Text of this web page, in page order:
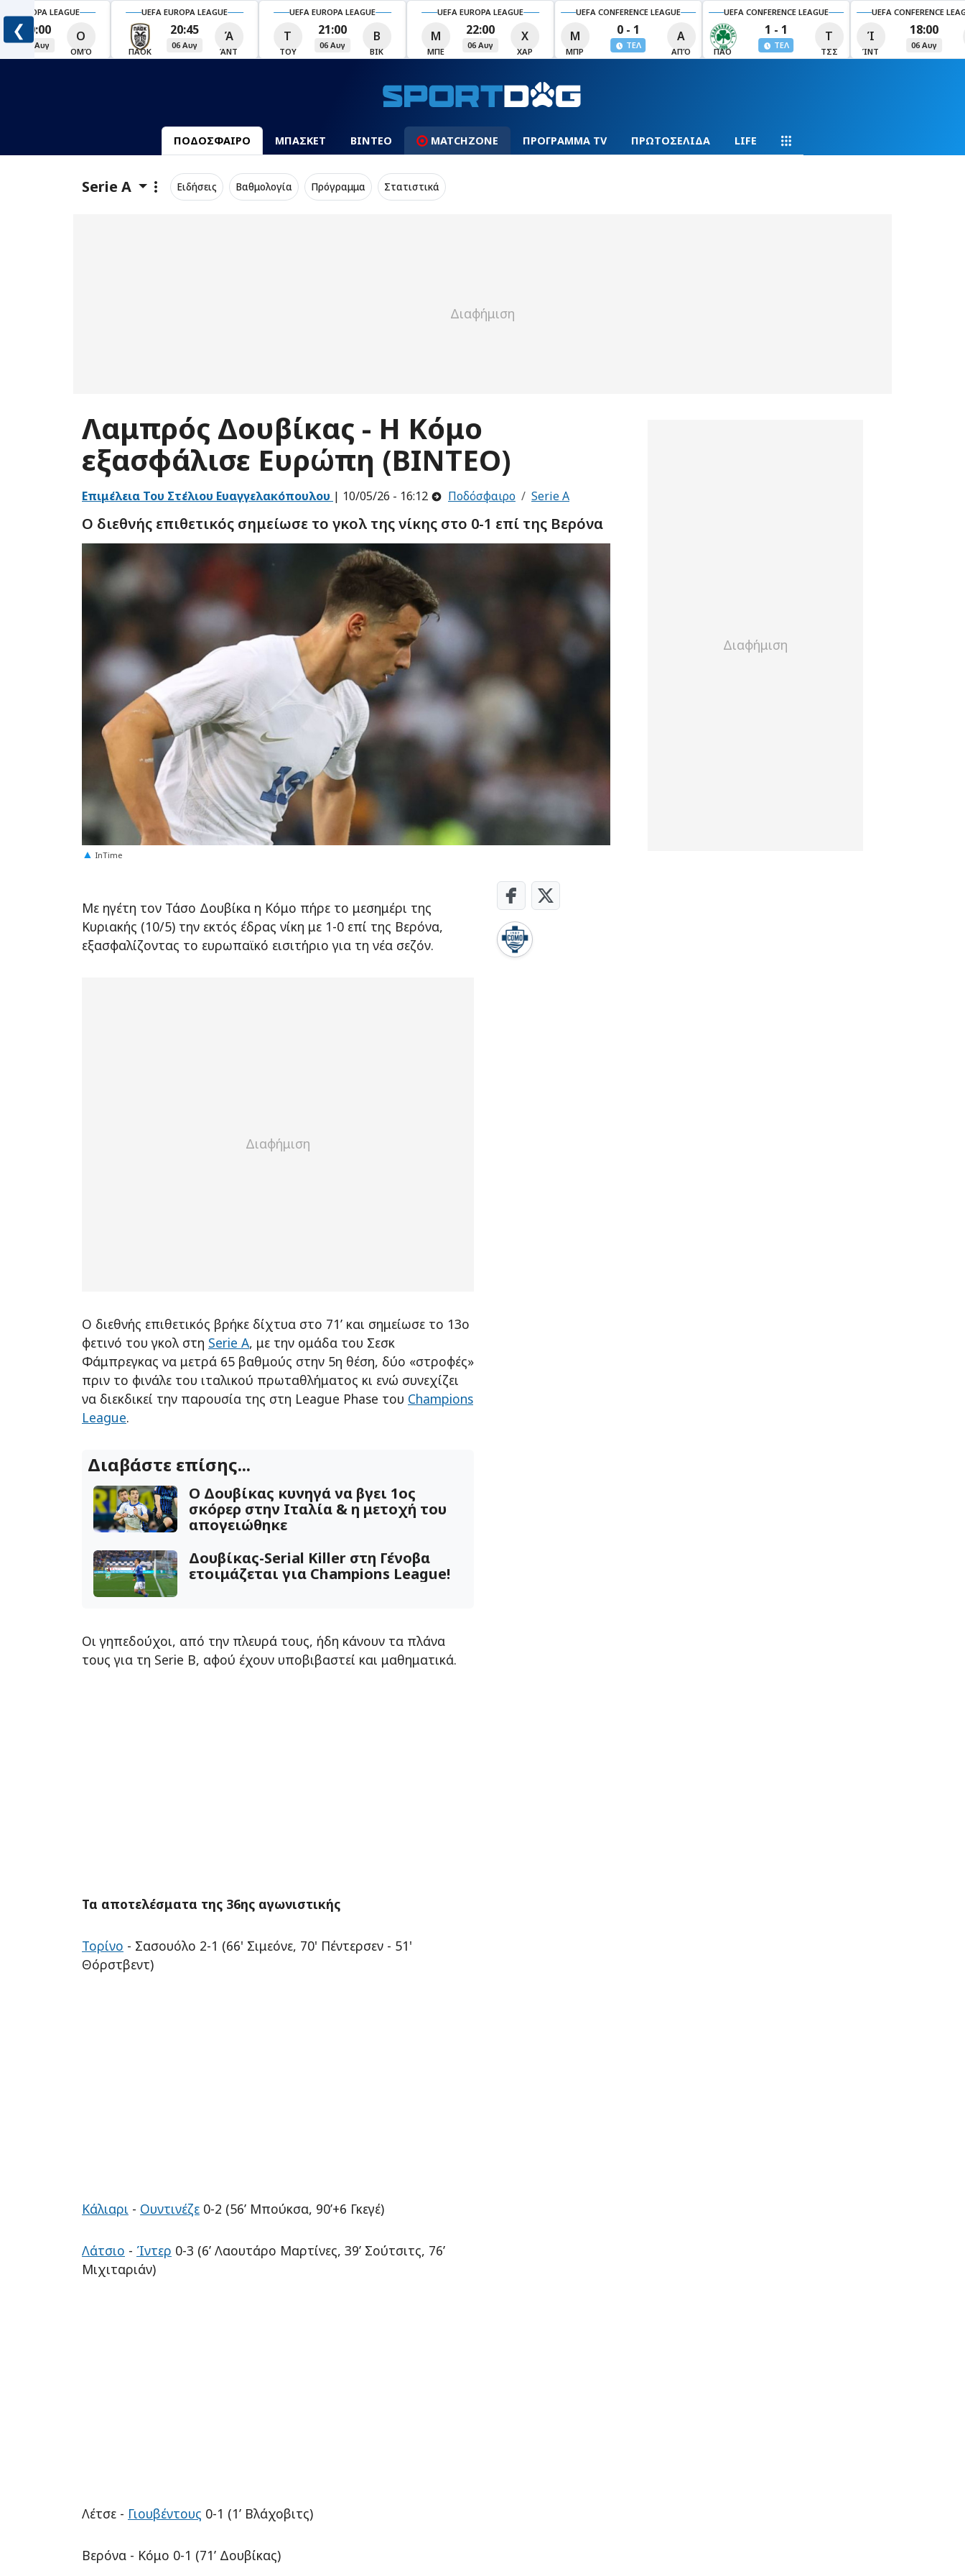
❮
UEFA EUROPA LEAGUE
20:45
06 Αυγ
Ά
ΆΝΤ
UEFA EUROPA LEAGUE
Τ
ΤΟΥ
21:00
06 Αυγ
ΒΙΚ
UEFA EUROPA LEAGUE
ΜΠΕ
22:00
06 Αυγ
ΧΑΡ
UEFA CONFERENCE LEAGUE
Μ
ΜΠΡ
0 - 1
ΤΕΛ
ΑΠΌ
UEFA CONFERENCE LEAGUE
ΠΑΟ
1 - 1
ΤΕΛ
ΤΣΣ
UEFA CONFERENCE LEAGUE
Ί
ΊΝΤ
18:00
06 Αυγ
ΒΑΝ
UEFA CONFERENCE
ΓΙΆ
19:00
06 Αυγ
ΠΟΔΟΣΦΑΙΡΟ ΜΠΑΣΚΕΤ ΒΙΝΤΕΟ MATCHZONE ΠΡΟΓΡΑΜΜΑ TV ΠΡΩΤΟΣΕΛΙΔΑ LIFE
Serie A Ειδήσεις Βαθμολογία Πρόγραμμα Στατιστικά
Λαμπρός Δουβίκας - Η Κόμο
εξασφάλισε Ευρώπη (ΒΙΝΤΕΟ)
Επιμέλεια Του Στέλιου Ευαγγελακόπουλου | 10/05/26 - 16:12 Ποδόσφαιρο Serie A
Ο διεθνής επιθετικός σημείωσε το γκολ της νίκης στο 0-1 επί της Βερόνα
InTime
Με ηγέτη τον Τάσο Δουβίκα η Κόμο πήρε το μεσημέρι της
Κυριακής (10/5) την εκτός έδρας νίκη με 1-0 επί της Βερόνα,
εξασφαλίζοντας το ευρωπαϊκό εισιτήριο για τη νέα σεζόν.
Ο διεθνής επιθετικός βρήκε δίχτυα στο 71’ και σημείωσε το 13ο
φετινό του γκολ στη Serie A, με την ομάδα του Σεσκ
Φάμπρεγκας να μετρά 65 βαθμούς στην 5η θέση, δύο «στροφές»
πριν το φινάλε του ιταλικού πρωταθλήματος κι ενώ συνεχίζει
να διεκδικεί την παρουσία της στη League Phase του Champions
League.
Διαβάστε επίσης...
Ο Δουβίκας κυνηγά να βγει 1ος
σκόρερ στην Ιταλία & η μετοχή του
απογειώθηκε
Δουβίκας-Serial Killer στη Γένοβα
ετοιμάζεται για Champions League!
Οι γηπεδούχοι, από την πλευρά τους, ήδη κάνουν τα πλάνα
τους για τη Serie B, αφού έχουν υποβιβαστεί και μαθηματικά.
Τα αποτελέσματα της 36ης αγωνιστικής
Τορίνο - Σασουόλο 2-1 (66' Σιμεόνε, 70' Πέντερσεν - 51'
Θόρστβεντ)
Κάλιαρι - Ουντινέζε 0-2 (56’ Mπούκσα, 90’+6 Γκεγέ)
Λάτσιο - Ίντερ 0-3 (6’ Λαουτάρο Μαρτίνες, 39’ Σούτσιτς, 76’
Μιχιταριάν)
Λέτσε - Γιουβέντους 0-1 (1’ Βλάχοβιτς)
Βερόνα - Κόμο 0-1 (71’ Δουβίκας)